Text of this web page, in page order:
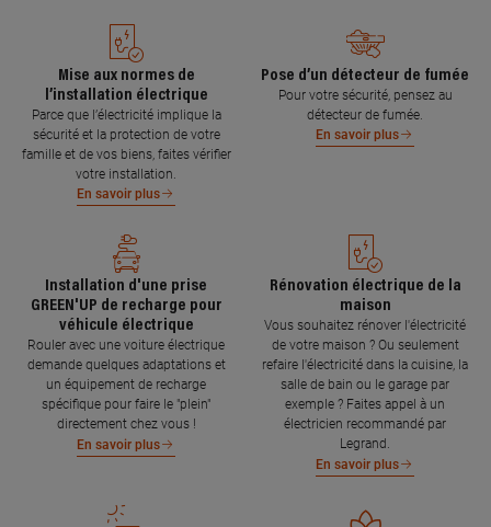
Mise aux normes de
l’installation électrique
Parce que l’électricité implique la
sécurité et la protection de votre
famille et de vos biens, faites vérifier
votre installation.
En savoir plus
Pose d’un détecteur de fumée
Pour votre sécurité, pensez au
détecteur de fumée.
En savoir plus
Installation d'une prise
GREEN'UP de recharge pour
véhicule électrique
Rouler avec une voiture électrique
demande quelques adaptations et
un équipement de recharge
spécifique pour faire le "plein"
directement chez vous !
En savoir plus
Rénovation électrique de la
maison
Vous souhaitez rénover l'électricité
de votre maison ? Ou seulement
refaire l'électricité dans la cuisine, la
salle de bain ou le garage par
exemple ? Faites appel à un
électricien recommandé par
Legrand.
En savoir plus